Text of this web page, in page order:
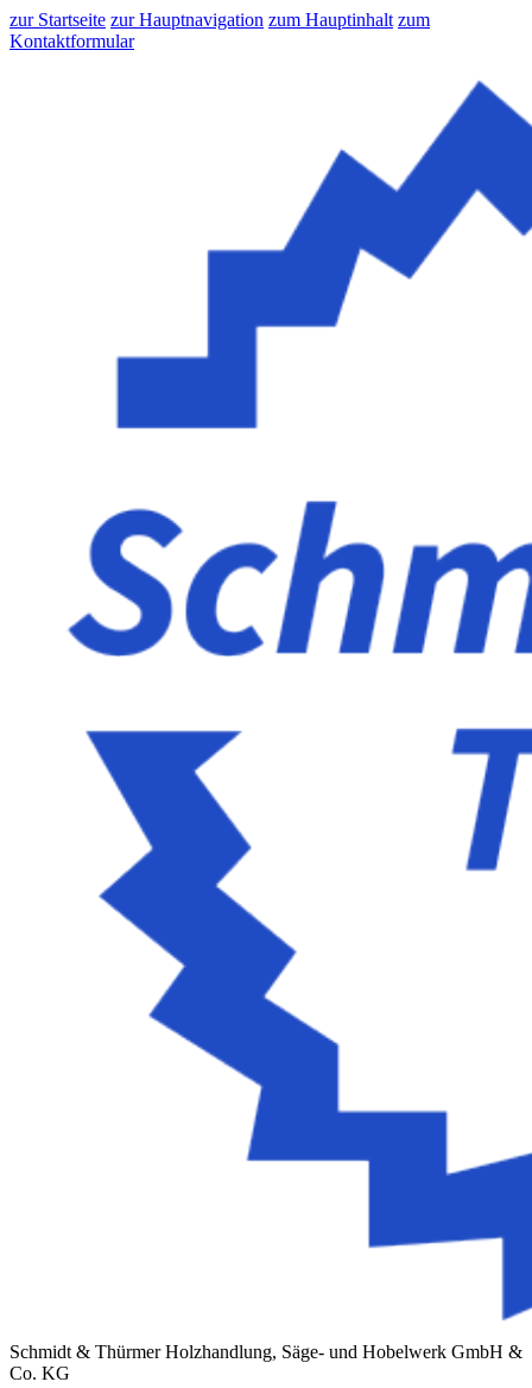
zur Startseite zur Hauptnavigation zum Hauptinhalt zum
Kontaktformular
Schmidt & Thürmer Holzhandlung, Säge- und Hobelwerk GmbH &
Co. KG